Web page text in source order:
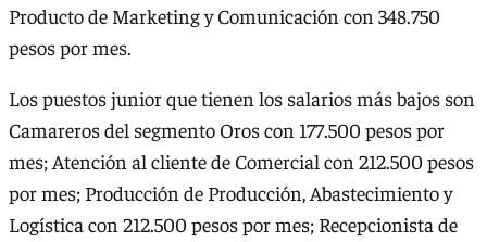
Producto de Marketing y Comunicación con 348.750
pesos por mes.
Los puestos junior que tienen los salarios más bajos son
Camareros del segmento Oros con 177.500 pesos por
mes; Atención al cliente de Comercial con 212.500 pesos
por mes; Producción de Producción, Abastecimiento y
Logística con 212.500 pesos por mes; Recepcionista de